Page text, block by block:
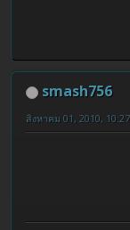
smash756
สิงหาคม 01, 2010,